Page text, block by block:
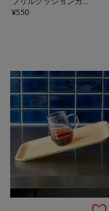
¥550